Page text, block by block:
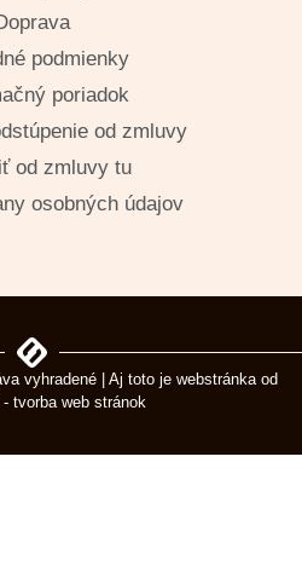
podmienky
poriadok
od zmluvy
od zmluvy tu
osobných údajov
vyhradené | Aj toto je webstránka od
tvorba web stránok